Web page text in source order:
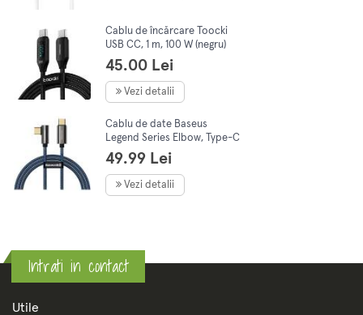
Cablu de încărcare Toocki
USB CC, 1 m, 100 W (negru)
45.00 Lei
Vezi detalii
Cablu de date Baseus
Legend Series Elbow, Type-C
la Type-C, Fast Charging Blue
100W, 5A, 1m
49.99 Lei
Vezi detalii
Intrati in contact
Utile